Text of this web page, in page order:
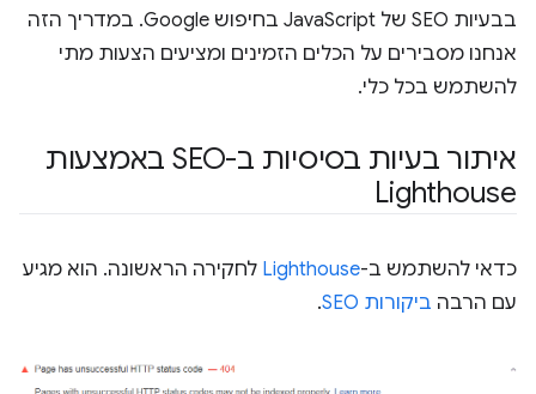
בבעיות SEO של JavaScript בחיפוש Google. במדריך הזה
אנחנו מסבירים על הכלים הזמינים ומציעים הצעות מתי
להשתמש בכל כלי.
איתור בעיות בסיסיות ב-SEO באמצעות
Lighthouse
כדאי להשתמש ב-Lighthouse לחקירה הראשונה. הוא מגיע
עם הרבה ביקורות SEO .